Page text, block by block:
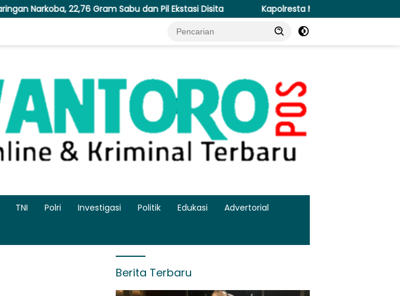
dan Pil Ekstasi Disita Kapolresta Malang Kota Cek Dua SPPG Polri, Pastikan Standar
TNI Polri Investigasi Politik Edukasi Advertorial
Berita Terbaru